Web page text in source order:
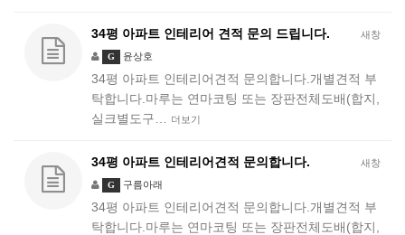
새창
34평 아파트 인테리어 견적 문의 드립니다.
G 윤상호
34평 아파트 인테리어견적 문의합니다.개별견적 부
탁합니다.마루는 연마코팅 또는 장판전체도배(합지,
실크별도구…
더보기
새창
34평 아파트 인테리어견적 문의합니다.
G 구름아래
34평 아파트 인테리어견적 문의합니다.개별견적 부
탁합니다.마루는 연마코팅 또는 장판전체도배(합지,